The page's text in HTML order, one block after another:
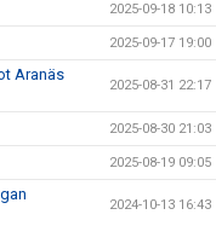
2025-09-18 10:13
2025-09-17 19:00
Aranäs
2025-08-31 22:17
2025-08-30 21:03
2025-08-19 09:05
2024-10-13 16:43